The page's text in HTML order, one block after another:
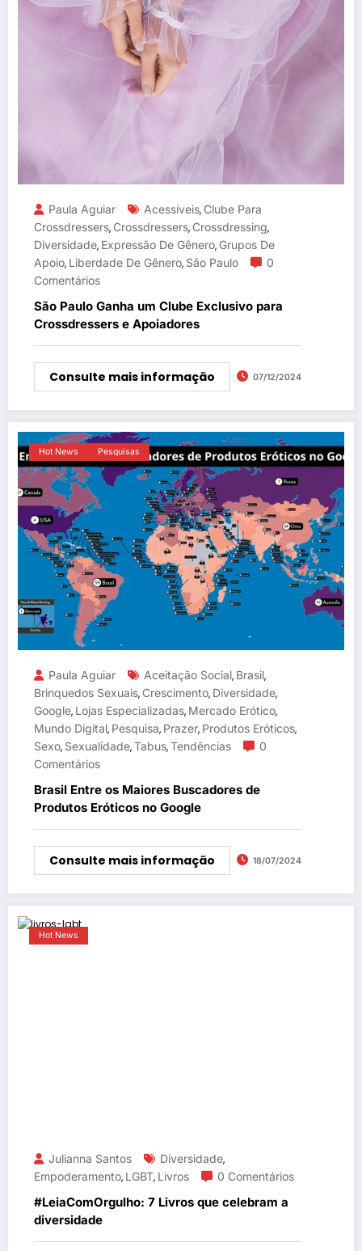
Paula Aguiar Acessíveis, Clube Para
Crossdressers, Crossdressers, Crossdressing,
Diversidade, Expressão De Gênero, Grupos De
Apoio, Liberdade De Gênero, São Paulo
0
Comentários
São Paulo Ganha um Clube Exclusivo para
Crossdressers e Apoiadores
Consulte mais informação 07/12/2024
Hot News Pesquisas
Paula Aguiar Aceitação Social, Brasil,
Brinquedos Sexuais, Crescimento, Diversidade,
Google, Lojas Especializadas, Mercado Erótico,
Mundo Digital, Pesquisa, Prazer, Produtos Eróticos,
Sexo, Sexualidade,Tabus,Tendências
0
Comentários
Brasil Entre os Maiores Buscadores de
Produtos Eróticos no Google
Consulte mais informação 18/07/2024
Hot News
Julianna Santos Diversidade,
Empoderamento, LGBT, Livros 0 Comentários
#LeiaComOrgulho: 7 Livros que celebram a
diversidade